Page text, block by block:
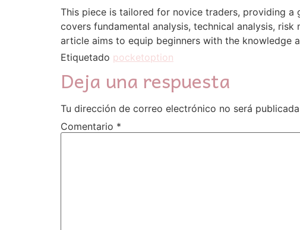
This piece is tailored for novice traders, providing
covers fundamental analysis, technical analysis,
article aims to equip beginners with the knowledge
Etiquetado pocketoption
Deja una respuesta
Tu dirección de correo electrónico no será
Comentario *